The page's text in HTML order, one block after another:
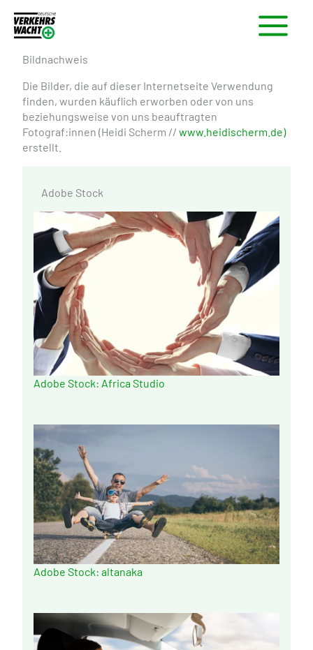
Inhalt
springen
Bildnachweis
Die Bilder, die auf dieser Internetseite Verwendung
finden, wurden käuflich erworben oder von uns
beziehungsweise von uns beauftragten
Fotograf:innen (Heidi Scherm // www.heidischerm.de)
erstellt.
Adobe Stock
Adobe Stock: Africa Studio
Adobe Stock: altanaka